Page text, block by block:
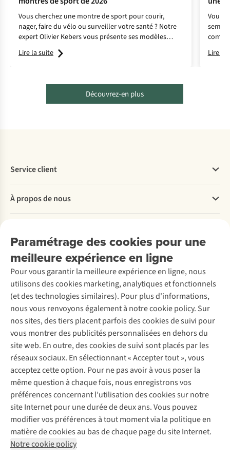
Vous cherchez une montre de sport pour courir,
nager, faire du vélo ou surveiller votre santé ? Notre
expert Olivier Kebers vous présente ses modèles
préférés.
Lire la suite
Vous
semi-
et de
Lire la
Découvrez-en plus
Paramétrage des cookies pour une
meilleure expérience en ligne
Pour vous garantir la meilleure expérience en ligne, nous
utilisons des cookies marketing, analytiques et fonctionnels
(et des technologies similaires). Pour plus d'informations,
nous vous renvoyons également à notre cookie policy. Sur
nos sites, des tiers placent parfois des cookies de suivi pour
vous montrer des publicités personnalisées en dehors du
site web. En outre, des cookies de suivi sont placés par les
réseaux sociaux. En sélectionnant « Accepter tout », vous
acceptez cette option. Pour ne pas avoir à vous poser la
même question à chaque fois, nous enregistrons vos
préférences concernant l’utilisation des cookies sur notre
site Internet pour une durée de deux ans. Vous pouvez
modifier vos préférences à tout moment via la politique en
matière de cookies au bas de chaque page du site Internet.
Notre cookie policy
Service client
Commander
Payer
Retourner
Rétractation d'une commande
Entretien & réparations
Garantie
Contactez-nous
À propos de nous
Entreprise responsable
À propos d’Ayacucho
Nos magasins
À propos d’A.S.Adventure
Déclaration d'accessibilité
Location / Location sports d’hiver
Seconde-main
Entretien de ski
Service de lavage
Entretien de chaussures
Réparation de chaussures
Réparation de vêtements
Retouches
Pour les entreprises
Découvrez
A.S.Magazine
Explore Camp
Expertise & conseils
Abonnez-vous à la newsletter
Suivez-nous
Mentions légales
Politique de confidentialité
Conditions générales
Cookie Policy